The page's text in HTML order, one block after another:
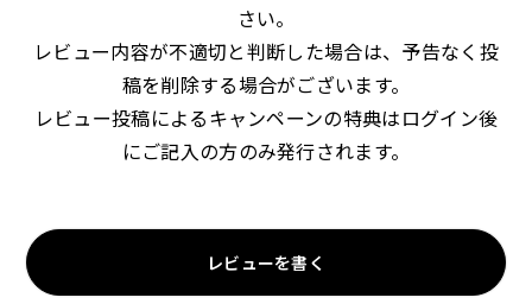
ドッグフード トッピング
さい。
レビュー内容が不適切と判断した場合は、予告なく投
稿を削除する場合がございます。
レビュー投稿によるキャンペーンの特典はログイン後
にご記入の方のみ発行されます。
レビューを書く